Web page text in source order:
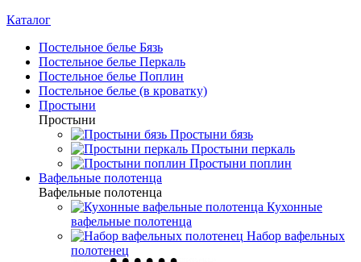
Каталог
Постельное белье Бязь
Постельное белье Перкаль
Постельное белье Поплин
Постельное белье (в кроватку)
Простыни
Простыни
Простыни бязь
Простыни перкаль
Простыни поплин
Вафельные полотенца
Вафельные полотенца
Кухонные
вафельные полотенца
Набор вафельных
полотенец